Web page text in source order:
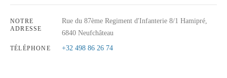
Rechercher
NOTRE
ADRESSE
Rue du 87ème Regiment d'Infanterie 8/1 Hamipré,
6840 Neufchâteau
TÉLÉPHONE +32 498 86 26 74